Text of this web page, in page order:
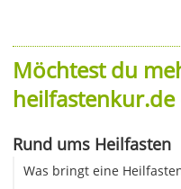
Möchtest du
heilfastenkur.de
Rund ums Heilfasten
Was bringt eine